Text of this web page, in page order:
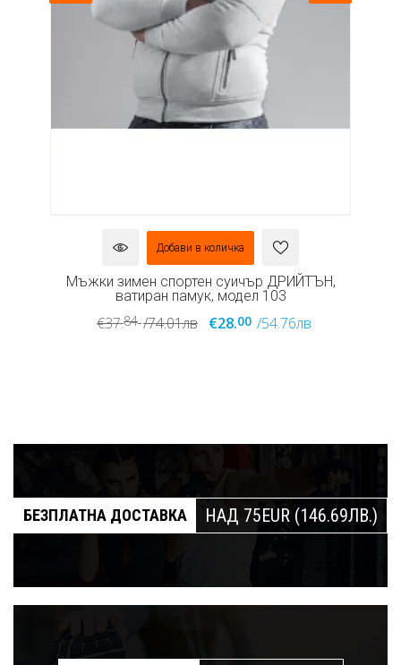
Добави в количка
Мъжки зимен спортен суичър ДРИЙТЪН,
ватиран памук, модел 103
€37.84 /74.01лв €28.00 /54.76лв
БЕЗПЛАТНА ДОСТАВКА НАД 75EUR (146.69ЛВ.)